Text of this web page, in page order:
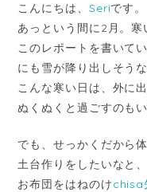
こんにちは、 Seriです。
あっという間に2月。寒
このレポートを書いて
にも雪が降り出しそう
こんな寒い日は、外に
ぬくぬくと過ごすのも
でも、せっかくだから
土台作りをしたいなと、
お布団をはねのけchisa